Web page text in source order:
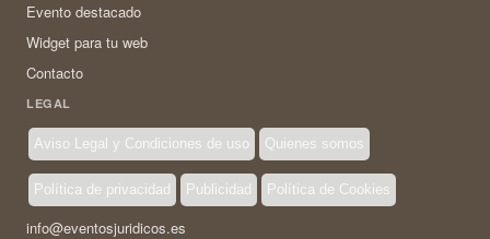
Evento destacado
Widget para tu web
Contacto
LEGAL
Aviso Legal y Condiciones de uso Quienes somos
Política de privacidad Publicidad Política de Cookies
info@eventosjuridicos.es